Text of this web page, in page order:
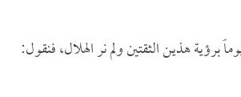
هذين الثقتين ولم نر الهلال، فنقول: